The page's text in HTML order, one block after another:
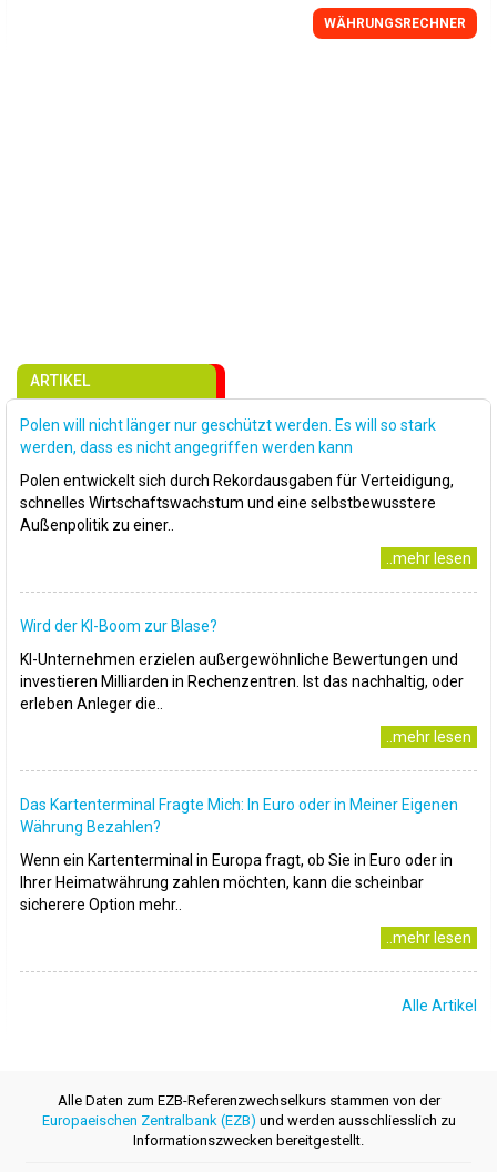
WÄHRUNGSRECHNER
ARTIKEL
Polen will nicht länger nur geschützt werden. Es will so stark
werden, dass es nicht angegriffen werden kann
Polen entwickelt sich durch Rekordausgaben für Verteidigung,
schnelles Wirtschaftswachstum und eine selbstbewusstere
Außenpolitik zu einer..
..mehr lesen
Wird der KI-Boom zur Blase?
KI-Unternehmen erzielen außergewöhnliche Bewertungen und
investieren Milliarden in Rechenzentren. Ist das nachhaltig, oder
erleben Anleger die..
..mehr lesen
Das Kartenterminal Fragte Mich: In Euro oder in Meiner Eigenen
Währung Bezahlen?
Wenn ein Kartenterminal in Europa fragt, ob Sie in Euro oder in
Ihrer Heimatwährung zahlen möchten, kann die scheinbar
sicherere Option mehr..
..mehr lesen
Alle Artikel
Alle Daten zum EZB-Referenzwechselkurs stammen von der
Europaeischen Zentralbank (EZB) und werden ausschliesslich zu
Informationszwecken bereitgestellt.